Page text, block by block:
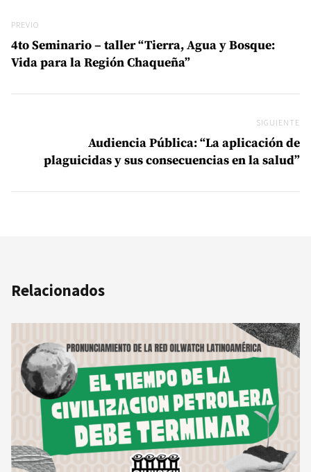
Previo
PREVIO
4to Seminario – taller “Tierra, Agua y Bosque:
Vida para la Región Chaqueña”
SIGUIENTE
Audiencia Pública: “La aplicación de
plaguicidas y sus consecuencias en la salud”
Relacionados